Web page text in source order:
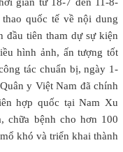
quốc tế về nội dung
đầu tiên tham dự sự kiện
hình ảnh, ấn tượng tốt
tác chuẩn bị, ngày 1-
y Việt Nam đã chính
hợp quốc tại Nam Xu
chữa bệnh cho hơn 100
khó và triển khai thành